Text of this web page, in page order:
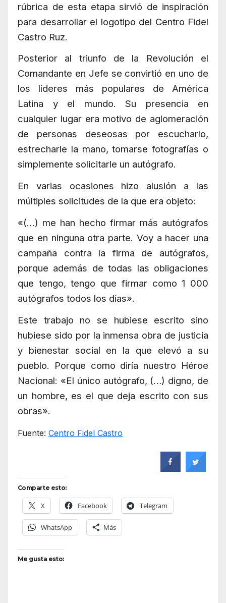
rúbrica de esta etapa sirvió de inspiración
para desarrollar el logotipo del Centro Fidel
Castro Ruz.
Posterior al triunfo de la Revolución el
Comandante en Jefe se convirtió en uno de
los líderes más populares de América
Latina y el mundo. Su presencia en
cualquier lugar era motivo de aglomeración
de personas deseosas por escucharlo,
estrecharle la mano, tomarse fotografías o
simplemente solicitarle un autógrafo.
En varias ocasiones hizo alusión a las
múltiples solicitudes de la que era objeto:
«(…) me han hecho firmar más autógrafos
que en ninguna otra parte. Voy a hacer una
campaña contra la firma de autógrafos,
porque además de todas las obligaciones
que tengo, tengo que firmar como 1 000
autógrafos todos los días».
Este trabajo no se hubiese escrito sino
hubiese sido por la inmensa obra de justicia
y bienestar social en la que elevó a su
pueblo. Porque como diría nuestro Héroe
Nacional: «El único autógrafo, (…) digno, de
un hombre, es el que deja escrito con sus
obras».
Fuente: Centro Fidel Castro
Comparte esto:
X Facebook Telegram
WhatsApp Más
Me gusta esto: